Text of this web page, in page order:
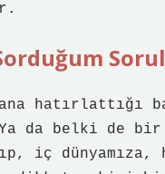
hatırlattığı
da belki de bir
iç